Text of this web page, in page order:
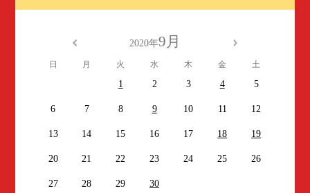
2020年9月
日 月 火 水 木 金 土
1 2 3 4 5
6 7 8 9 10 11 12
13 14 15 16 17 18 19
20 21 22 23 24 25 26
27 28 29 30